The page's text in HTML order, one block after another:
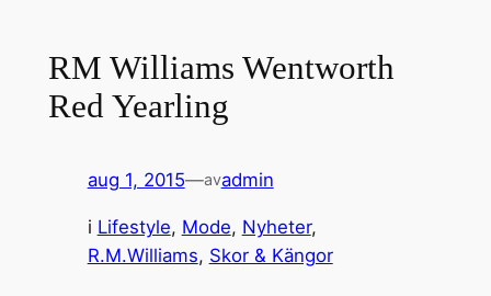
RM Williams Wentworth
Red Yearling
aug 1, 2015—avadmin
i Lifestyle, Mode, Nyheter
R.M.Williams, Skor & Kängor